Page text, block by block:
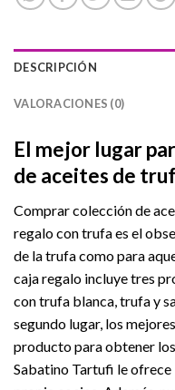
DESCRIPCIÓN
VALORACIONES (0)
El mejor lugar
de aceites de
Comprar colección de
regalo con trufa es el
de la trufa como para
caja regalo incluye tres
con trufa blanca, trufa y
segundo lugar, los
producto para obtener
Sabatino Tartufi le